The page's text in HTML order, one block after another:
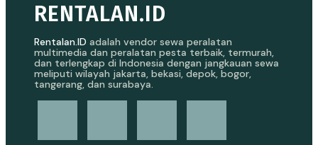
RENTALAN.ID
Rentalan.ID adalah vendor sewa peralatan
multimedia dan peralatan pesta terbaik, termurah,
dan terlengkap di Indonesia dengan jangkauan sewa
meliputi wilayah jakarta, bekasi, depok, bogor,
tangerang, dan surabaya.